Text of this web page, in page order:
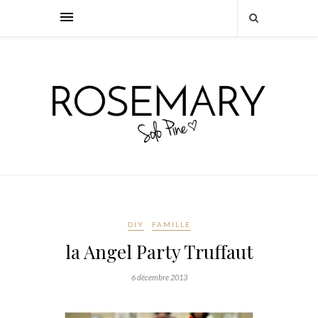
DIY FAMILLE
la Angel Party Truffaut
6 décembre 2013